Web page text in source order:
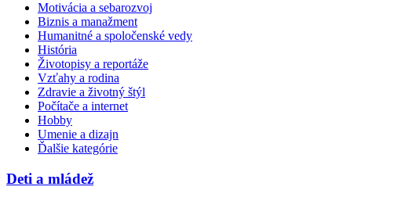
Motivácia a sebarozvoj
Biznis a manažment
Humanitné a spoločenské vedy
História
Životopisy a reportáže
Vzťahy a rodina
Zdravie a životný štýl
Počítače a internet
Hobby
Umenie a dizajn
Ďalšie kategórie
Deti a mládež